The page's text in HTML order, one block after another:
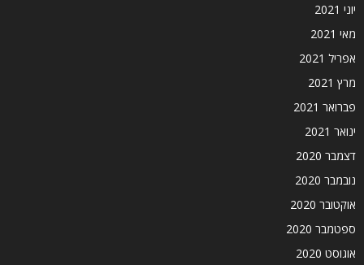
יוני 2021
מאי 2021
אפריל 2021
מרץ 2021
פברואר 2021
ינואר 2021
דצמבר 2020
נובמבר 2020
אוקטובר 2020
ספטמבר 2020
אוגוסט 2020